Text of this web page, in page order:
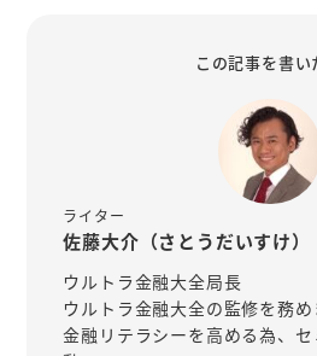
この記事を書い
ライター
佐藤大介（さとうだいすけ）
ウルトラ金融大全局長
ウルトラ金融大全の監修を務め
金融リテラシーを高める為、